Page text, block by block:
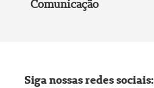
Comunicação
Siga nossas redes sociais: